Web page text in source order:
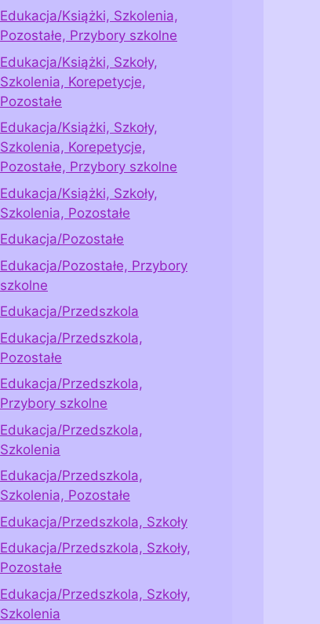
Edukacja/Książki, Szkolenia,
Pozostałe, Przybory szkolne
Edukacja/Książki, Szkoły,
Szkolenia, Korepetycje,
Pozostałe
Edukacja/Książki, Szkoły,
Szkolenia, Korepetycje,
Pozostałe, Przybory szkolne
Edukacja/Książki, Szkoły,
Szkolenia, Pozostałe
Edukacja/Pozostałe
Edukacja/Pozostałe, Przybory
szkolne
Edukacja/Przedszkola
Edukacja/Przedszkola,
Pozostałe
Edukacja/Przedszkola,
Przybory szkolne
Edukacja/Przedszkola,
Szkolenia
Edukacja/Przedszkola,
Szkolenia, Pozostałe
Edukacja/Przedszkola, Szkoły
Edukacja/Przedszkola, Szkoły,
Pozostałe
Edukacja/Przedszkola, Szkoły,
Szkolenia